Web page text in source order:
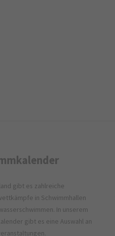
gibt es zahlreiche
in Schwimmhallen
In unserem
gibt es eine Auswahl an